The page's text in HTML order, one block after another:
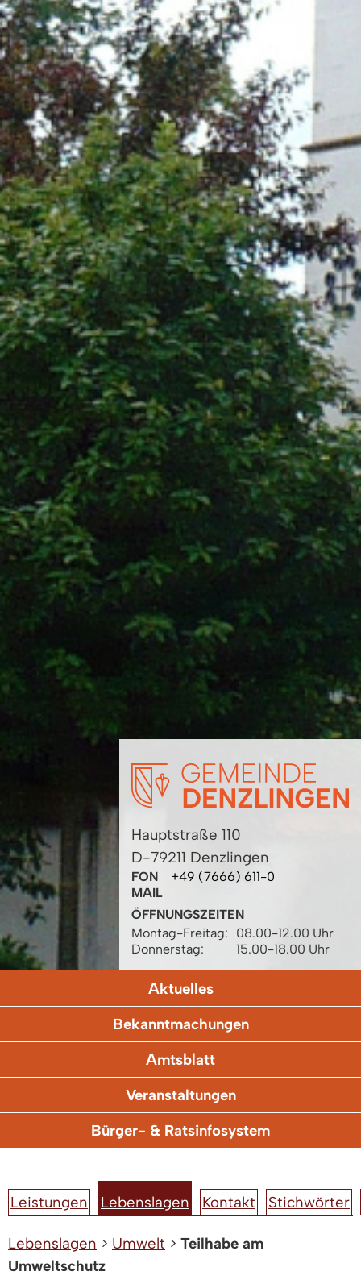
Hauptstraße 110
D-79211 Denzlingen
FON
+49 (7666) 611-0
MAIL
ÖFFNUNGSZEITEN
Montag-Freitag:
08.00-12.00 Uhr
Donnerstag:
15.00-18.00 Uhr
Aktuelles
Bekanntmachungen
Amtsblatt
Veranstaltungen
Bürger- & Ratsinfosystem
Leistungen Lebenslagen Kontakt Stichwörter
Lebenslagen > Umwelt > Teilhabe am
Umweltschutz